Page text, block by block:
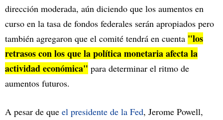
dirección moderada, aún diciendo que los aumentos en
curso en la tasa de fondos federales serán apropiados pero
también agregaron que el comité tendrá en cuenta "los
retrasos con los que la política monetaria afecta la
actividad económica" para determinar el ritmo de
aumentos futuros.
A pesar de que el presidente de la Fed, Jerome Powell,